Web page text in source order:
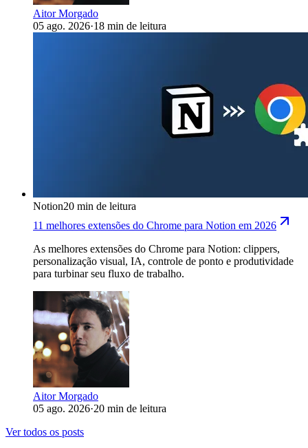
Aitor Morgado
05 ago. 2026·18 min de leitura
Notion20 min de leitura
11 melhores extensões do Chrome para Notion em 2026
As melhores extensões do Chrome para Notion: clippers,
personalização visual, IA, controle de ponto e produtividade
para turbinar seu fluxo de trabalho.
Aitor Morgado
05 ago. 2026·20 min de leitura
Ver todos os posts